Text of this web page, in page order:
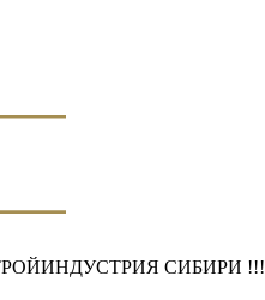
СТРОЙИНДУСТРИЯ СИБИРИ !!!